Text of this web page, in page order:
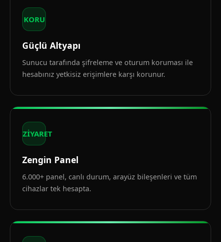
KORU
Güçlü Altyapı
Sunucu tarafında şifreleme ve oturum koruması ile
hesabınız yetkisiz erişimlere karşı korunur.
ZİYARET
Zengin Panel
6.000+ panel, canlı durum, arayüz bileşenleri ve tüm
cihazlar tek hesapta.